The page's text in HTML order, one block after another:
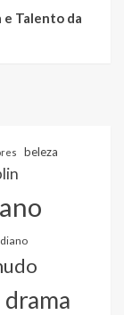
e Talento da
beleza
drama